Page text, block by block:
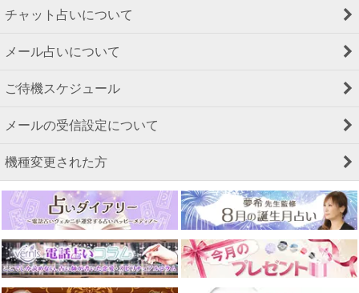
チャット占いについて
メール占いについて
ご待機スケジュール
メールの受信設定について
機種変更された方